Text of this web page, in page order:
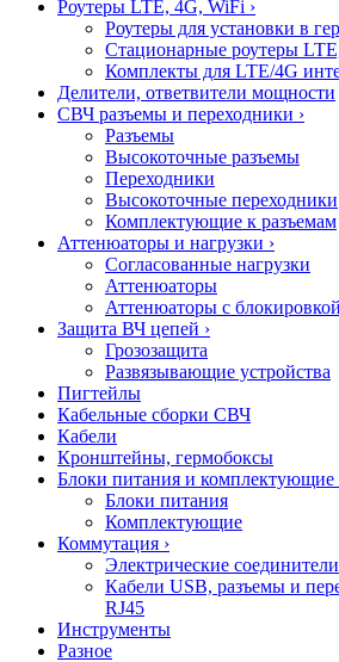
Роутеры LTE, 4G, WiFi ›
Роутеры для установки в
Стационарные роутеры
Комплекты для LTE/4G
Делители, ответвители мощности
СВЧ разъемы и переходники ›
Разъемы
Высокоточные разъемы
Переходники
Высокоточные переходники
Комплектующие к разъемам
Аттенюаторы и нагрузки ›
Согласованные нагрузки
Аттенюаторы
Аттенюаторы с
Защита ВЧ цепей ›
Грозозащита
Развязывающие устройства
Пигтейлы
Кабельные сборки СВЧ
Кабели
Кронштейны, гермобоксы
Блоки питания и комплектующие
Блоки питания
Комплектующие
Коммутация ›
Электрические соединители
Кабели USB, разъемы и
RJ45
Инструменты
Разное